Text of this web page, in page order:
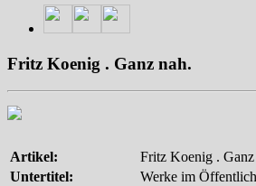
Fritz Koenig . Ganz nah.
Artikel:
Fritz Koenig . Ganz
Untertitel:
Werke im